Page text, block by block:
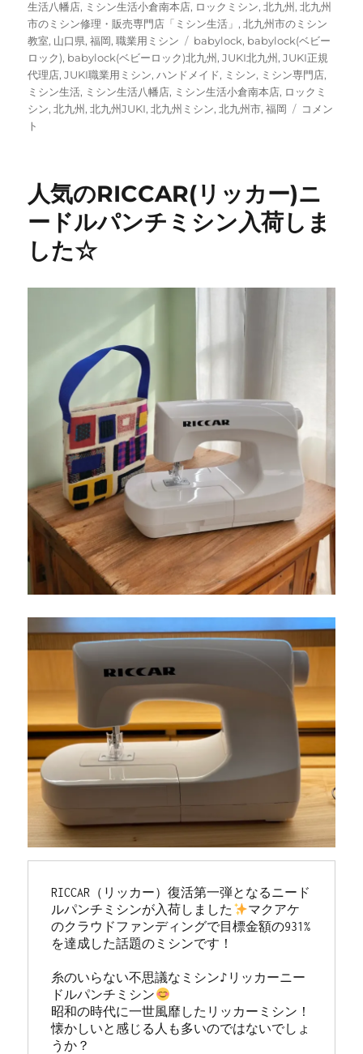
生活八幡店, ミシン生活小倉南本店, ロックミシン,北九州 ,北九州
市のミシン修理・販売専門店「ミシン生活」 ,北九州市のミシン
教室, 山口県,福岡,職業用ミシン
タ
グ
babylock, babylock(ベビー
ロック), babylock(ベビーロック)北九州 ,JUKI北九州 ,JUKI正規
代理店,JUKI職業用ミシン,ハンドメイド, ミシン, ミシン専門店,
ミシン生活, ミシン生活八幡店, ミシン生活小倉南本店, ロックミ
シン,北九州 ,北九州JUKI,北九州ミシン,北九州市,福岡
ご
シ
入
市
の
ン
門
店
「ミ
シ
ン
活」
に
コメン
ト
人気のRICCAR(リッカー)ニ
ードルパンチミシン入荷しま
した☆
RICCAR（リッカー）復活第一弾となるニード
ルパンチミシンが入荷しました
マクアケ
のクラウドファンディングで目標金額の931%
を達成した話題のミシンです！
糸のいらない不思議なミシン♪リッカーニー
ドルパンチミシン
昭和の時代に一世風靡したリッカーミシン！
懐かしいと感じる人も多いのではないでしょ
うか？